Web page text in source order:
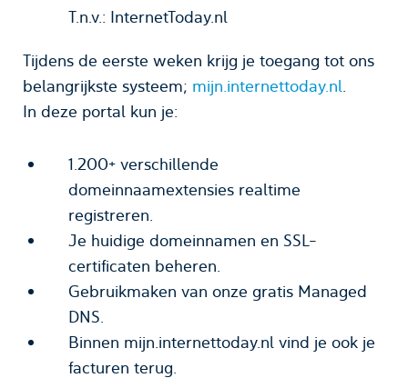
T.n.v.: InternetToday.nl
Tijdens de eerste weken krijg je toegang tot ons
belangrijkste systeem; mijn.internettoday.nl
In deze portal kun je:
1.200+ verschillende
domeinnaamextensies realtime
registreren.
Je huidige domeinnamen en SSL-
certificaten beheren.
Gebruikmaken van onze gratis Managed
DNS.
Binnen mijn.internettoday.nl vind je ook je
facturen terug.